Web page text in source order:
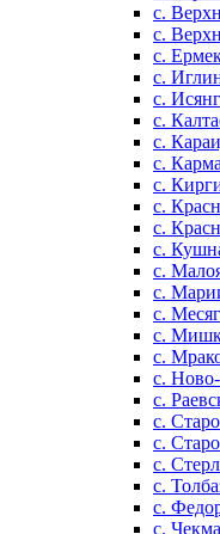
с.
с.
с.
с.
с.
с.
с.
с.
с.
с.
с.
с.
с.
с.
с.
с.
с.
с.
с.
с.
с.
с.
с.
с.
с.